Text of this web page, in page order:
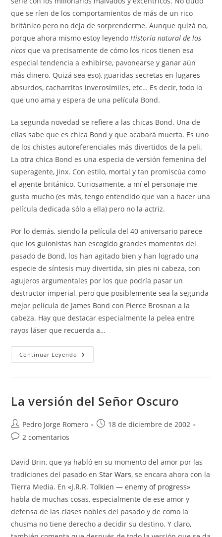
que se ríen de los comportamientos de más de un rico
británico pero no deja de sorprenderme. Aunque quizá no,
porque ahora mismo estoy leyendoHistoria natural de los
ricos que va precisamente de cómo los ricos tienen esa
especial tendencia a exhibirse, pavonearse y ganar aún
más dinero. Quizá sea eso), guaridas secretas en lugares
absurdos, cacharritos inverosímiles, etc… Es decir, todo lo
que uno ama y espera de una película Bond.
La segunda novedad se refiere a las chicas Bond. Una de
ellas sabe que es chica Bond y que acabará muerta. Es uno
de los chistes autoreferenciales más divertidos de la peli.
La otra chica Bond es una especia de versión femenina del
superagente, Jinx. Con estilo, mortal y tan promiscúa como
el agente británico. Curiosamente, a mí el personaje me
gusta mucho (es más, tengo entendido que van a hacer una
película dedicada sólo a ella) pero no la actriz.
Por lo demás, siendo la película del 40 aniversario parece
que los guionistas han escogido grandes momentos del
pasado de Bond, los han agitado bien y han logrado una
especie de síntesis muy divertida, sin pies ni cabeza, con
agujeros argumentales por los que podría pasar un
destructor imperial, pero que posiblemente sea la segunda
mejor película de James Bond con Pierce Brosnan a la
cabeza. Hay que destacar especialmente la pelea entre
rayos láser que recuerda a…
Continuar Leyendo Muere
Otro
La versión del Señor Oscuro
Autor
de
Pedro Jorge Romero
Publicación
18 de diciembre de 2002
Comentarios
la
entrada:
2 comentarios
David Brin, que ya habló en su momento del amor por las
tradiciones del pasado enStar Wars, se encara ahora con la
Tierra Media. En«J.R.R. Tolkien — enemy of progress»
habla de muchas cosas, especialmente de ese amor y
defensa de las clases nobles del pasado y de como la
chusma no tiene derecho a decidir su destino. Y claro,